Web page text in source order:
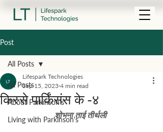
Post
All Posts
About Parkinson's
Living with Parkinson's
All Posts
किस्से पार्किंसंस के -४
Lifespark Technologies
Sep 15, 2023 4 min read
शोभना ताई तीर्थली